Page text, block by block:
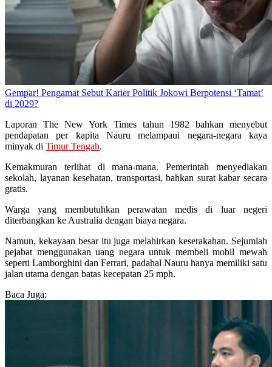
Gempar! Pengamat Sebut Karier Politik Jokowi Berpotensi ‘Tamat’
di 2029?
Laporan The New York Times tahun 1982 bahkan menyebut
pendapatan per kapita Nauru melampaui negara-negara kaya
minyak di Timur Tengah.
Kemakmuran terlihat di mana-mana. Pemerintah menyediakan
sekolah, layanan kesehatan, transportasi, bahkan surat kabar secara
gratis.
Warga yang membutuhkan perawatan medis di luar negeri
diterbangkan ke Australia dengan biaya negara.
Namun, kekayaan besar itu juga melahirkan keserakahan. Sejumlah
pejabat menggunakan uang negara untuk membeli mobil mewah
seperti Lamborghini dan Ferrari, padahal Nauru hanya memiliki satu
jalan utama dengan batas kecepatan 25 mph.
Baca Juga: